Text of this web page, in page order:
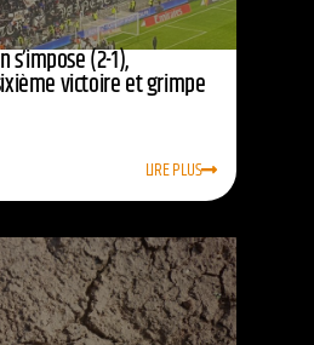
s’impose (2-1),
victoire et grimpe
LIRE PLUS